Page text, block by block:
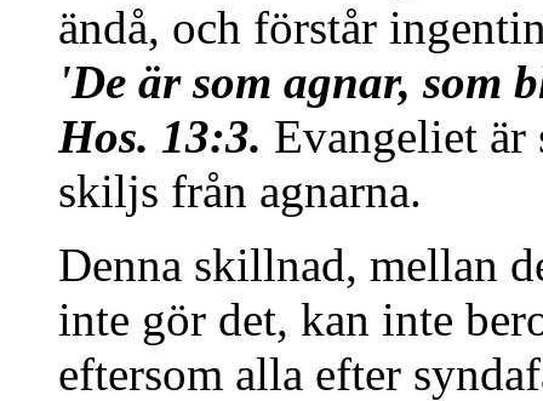
ändå, och förstår
'De är som agnar, som
Hos. 13:3. Evangeliet är
skiljs från agnarna.
Denna skillnad, mellan
inte gör det, kan inte
eftersom alla efter